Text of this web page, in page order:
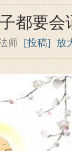
都要会
师 [投稿] 放